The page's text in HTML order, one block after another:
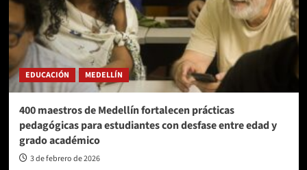
EDUCACIÓN MEDELLÍN
400 maestros de Medellín fortalecen prácticas
pedagógicas para estudiantes con desfase entre edad y
grado académico
3 de febrero de 2026